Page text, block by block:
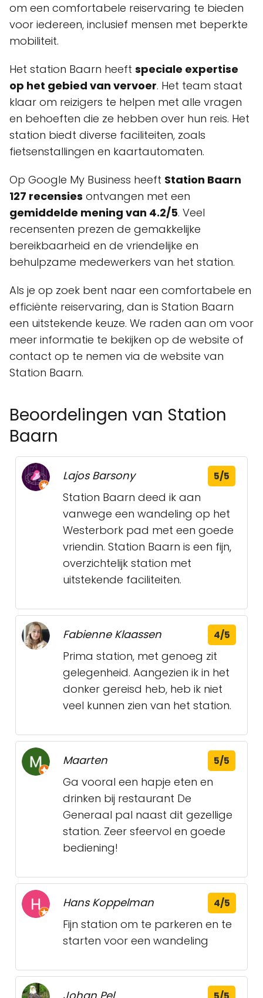
om een comfortabele reiservaring te bieden
voor iedereen, inclusief mensen met beperkte
mobiliteit.
Het station Baarn heeft speciale expertise
op het gebied van vervoer. Het team staat
klaar om reizigers te helpen met alle vragen
en behoeften die ze hebben over hun reis. Het
station biedt diverse faciliteiten, zoals
fietsenstallingen en kaartautomaten.
Op Google My Business heeft Station Baarn
127 recensies ontvangen met een
gemiddelde mening van 4.2/5. Veel
recensenten prezen de gemakkelijke
bereikbaarheid en de vriendelijke en
behulpzame medewerkers van het station.
Als je op zoek bent naar een comfortabele en
efficiënte reiservaring, dan is Station Baarn
een uitstekende keuze. We raden aan om voor
meer informatie te bekijken op de website of
contact op te nemen via de website van
Station Baarn.
Beoordelingen van Station
Baarn
Lajos Barsony 5/5
Station Baarn deed ik aan
vanwege een wandeling op het
Westerbork pad met een goede
vriendin. Station Baarn is een fijn,
overzichtelijk station met
uitstekende faciliteiten.
Fabienne Klaassen 4/5
Prima station, met genoeg zit
gelegenheid. Aangezien ik in het
donker gereisd heb, heb ik niet
veel kunnen zien van het station.
Maarten 5/5
Ga vooral een hapje eten en
drinken bij restaurant De
Generaal pal naast dit gezellige
station. Zeer sfeervol en goede
bediening!
Hans Koppelman 4/5
Fijn station om te parkeren en te
starten voor een wandeling